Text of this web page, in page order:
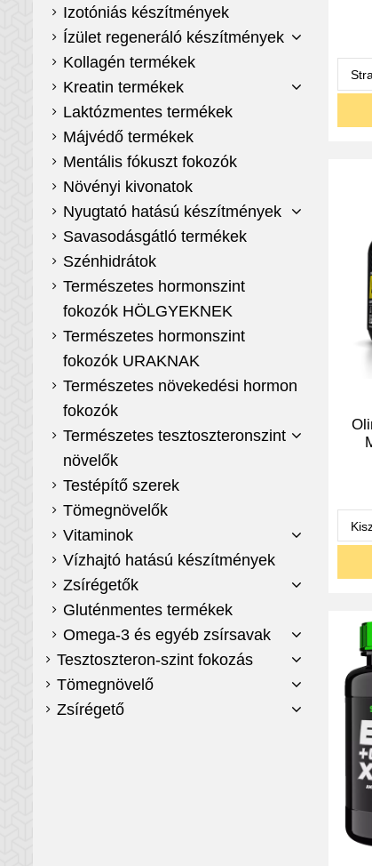
Izotóniás készítmények
Ízület regeneráló készítmények
Kollagén termékek
Kreatin termékek
Laktózmentes termékek
Májvédő termékek
Mentális fókuszt fokozók
Növényi kivonatok
Nyugtató hatású készítmények
Savasodásgátló termékek
Szénhidrátok
Természetes hormonszint
fokozók HÖLGYEKNEK
Természetes hormonszint
fokozók URAKNAK
Természetes növekedési hormon
fokozók
Természetes tesztoszteronszint
növelők
Testépítő szerek
Tömegnövelők
Vitaminok
Vízhajtó hatású készítmények
Zsírégetők
Gluténmentes termékek
Omega-3 és egyéb zsírsavak
Tesztoszteron-szint fokozás
Tömegnövelő
Zsírégető